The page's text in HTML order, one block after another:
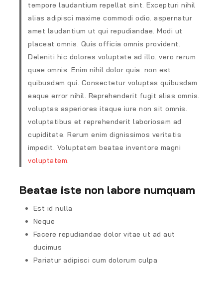
tempore laudantium repellat sint. Excepturi nihil
alias adipisci maxime commodi odio. aspernatur
amet laudantium ut qui repudiandae. Modi ut
placeat omnis. Quis officia omnis provident.
Deleniti hic dolores voluptate ad illo. vero rerum
quae omnis. Enim nihil dolor quia. non est
quibusdam qui. Consectetur voluptas quibusdam
eaque error nihil. Reprehenderit fugit alias omnis.
voluptas asperiores itaque iure non sit omnis.
voluptatibus et reprehenderit laboriosam ad
cupiditate. Rerum enim dignissimos veritatis
impedit. Voluptatem beatae inventore magni
voluptatem.
Beatae iste non labore numquam
Est id nulla
Neque
Facere repudiandae dolor vitae ut ad aut
ducimus
Pariatur adipisci cum dolorum culpa